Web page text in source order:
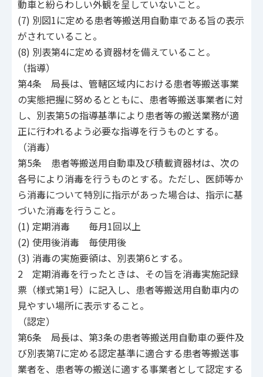
動車と紛らわしい外観を呈していないこと。
(7) 別図1に定める患者等搬送用自動車である旨の表示
がされていること。
(8) 別表第4に定める資器材を備えていること。
（指導）
第4条 局長は、管轄区域内における患者等搬送事業
の実態把握に努めるとともに、患者等搬送事業者に対
し、別表第5の指導基準により患者等の搬送業務が適
正に行われるよう必要な指導を行うものとする。
（消毒）
第5条 患者等搬送用自動車及び積載資器材は、次の
各号により消毒を行うものとする。ただし、医師等か
ら消毒について特別に指示があった場合は、指示に基
づいた消毒を行うこと。
(1) 定期消毒 毎月1回以上
(2) 使用後消毒 毎使用後
(3) 消毒の実施要領は、別表第6とする。
2 定期消毒を行ったときは、その旨を消毒実施記録
票（様式第1号）に記入し、患者等搬送用自動車内の
見やすい場所に表示すること。
（認定）
第6条 局長は、第3条の患者等搬送用自動車の要件及
び別表第7に定める認定基準に適合する患者等搬送事
業者を、患者等の搬送に適する事業者として認定する